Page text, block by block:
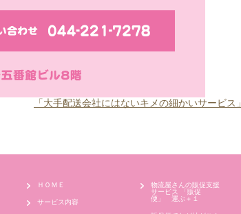
「大手配送会社にはないキメの細かいサービス」
ＨＯＭＥ
サービス内容
物流屋さんの販促支援
サービス 「販促
便」 運ぶ＋１